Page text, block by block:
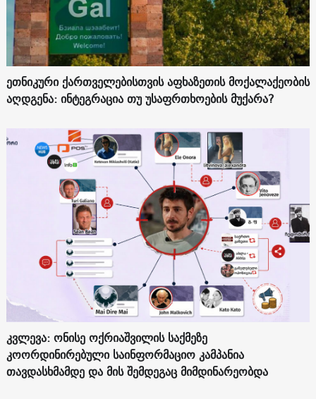
ეთნიკური ქართველებისთვის აფხაზეთის მოქალაქეობის
აღდგენა: ინტეგრაცია თუ უსაფრთხოების მუქარა?
კვლევა: ონისე ოქრიაშვილის საქმეზე
კოორდინირებული საინფორმაციო კამპანია
თავდასხმამდე და მის შემდეგაც მიმდინარეობდა